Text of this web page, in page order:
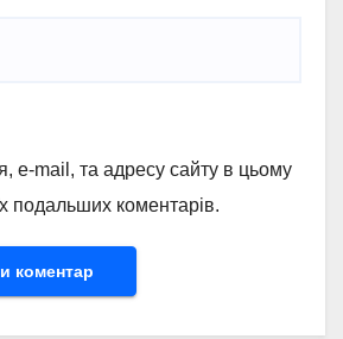
e-mail, та адресу сайту в цьому
подальших коментарів.